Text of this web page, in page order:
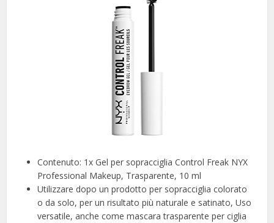
Contenuto: 1x Gel per sopracciglia Control Freak NYX
Professional Makeup, Trasparente, 10 ml
Utilizzare dopo un prodotto per sopracciglia colorato
o da solo, per un risultato più naturale e satinato, Uso
versatile, anche come mascara trasparente per ciglia